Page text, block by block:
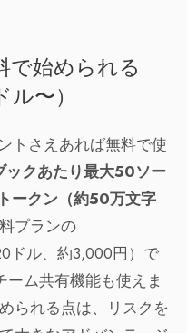
始められる
〜）
トさえあれば無料で使
ックあたり最大50ソー
ークン（約50万文字
プランの
ドル、約3,000円）で
ム共有機能も使えま
られる点は、リスクを